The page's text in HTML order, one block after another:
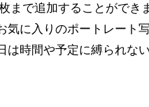
まで追加することができ
気に入りのポートレート
は時間や予定に縛られな